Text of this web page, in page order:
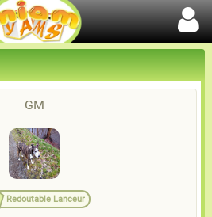
GM
Redoutable Lanceur